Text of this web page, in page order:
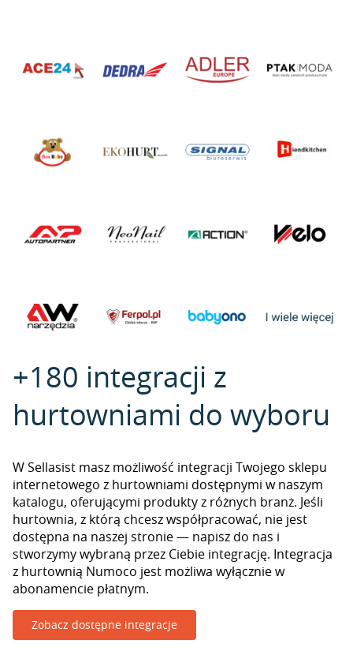
+180 integracji z
hurtowniami do wyboru
W Sellasist masz możliwość integracji Twojego sklepu
internetowego z hurtowniami dostępnymi w naszym
katalogu, oferującymi produkty z różnych branż. Jeśli
hurtownia, z którą chcesz współpracować, nie jest
dostępna na naszej stronie — napisz do nas i
stworzymy wybraną przez Ciebie integrację. Integracja
z hurtownią Numoco jest możliwa wyłącznie w
abonamencie płatnym.
Zobacz dostępne integracje